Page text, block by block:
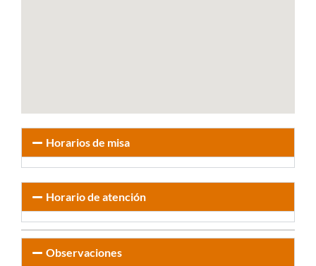
Horarios de misa
Horario de atención
Observaciones